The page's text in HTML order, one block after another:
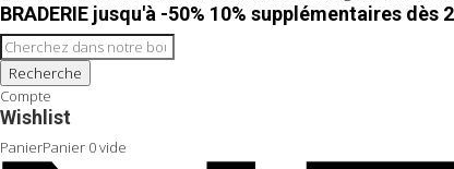
BRADERIE jusqu'à -50% 10% supplémentaires
Recherche
Compte
Wishlist
PanierPanier 0vide